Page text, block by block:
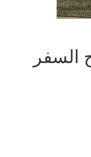
السفر